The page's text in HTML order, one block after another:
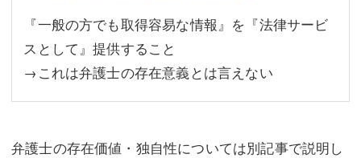
『一般の方でも取得容易な情報』を『法律サービ
スとして』提供すること
→これは弁護士の存在意義とは言えない
弁護士の存在価値・独自性については別記事で説明し